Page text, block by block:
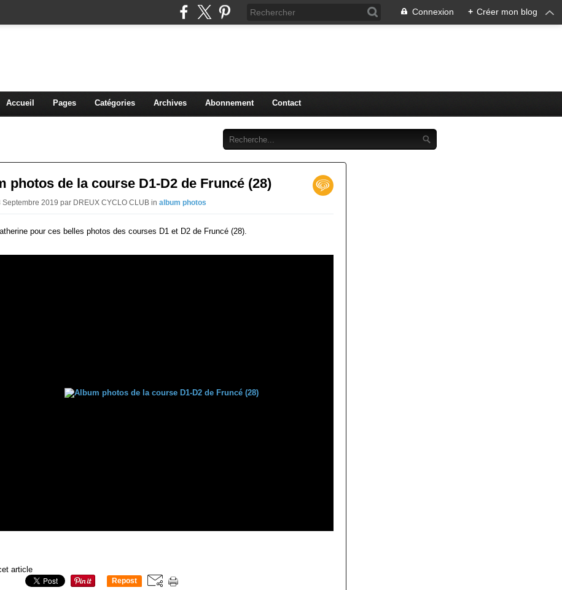
Connexion + Créer mon blog
Accueil Pages Catégories Archives Abonnement Contact
photos de la course D1-D2 de Fruncé (28)
Septembre 2019 par DREUX CYCLO CLUB in album photos
pour ces belles photos des courses D1 et D2 de Fruncé (28).
article
Repost